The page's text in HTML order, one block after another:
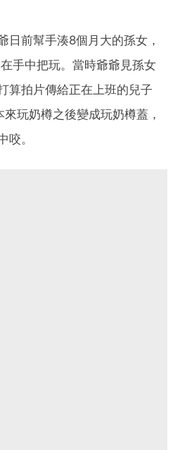
日前幫手湊8個月大的孫女，
手中把玩。當時爺爺見孫女
算拍片傳給正在上班的兒子
玩奶樽之後變成玩奶樽蓋，
咬。